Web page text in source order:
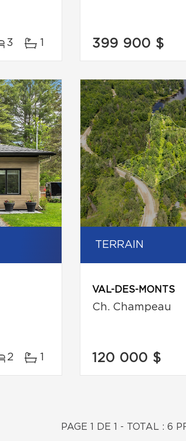
3 1 399 900 $
2 1
TERRAIN
VAL-DES-MONTS
Ch. Champeau
120 000 $
PAGE 1 DE 1 - TOTAL : 6